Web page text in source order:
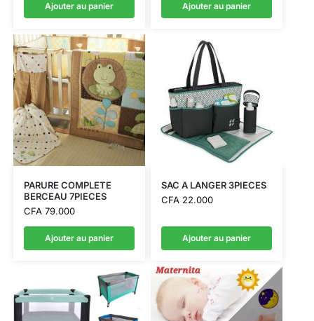
Ajouter au panier Ajouter au panier
PARURE COMPLETE
BERCEAU 7PIECES
CFA79.000
Ajouter au panier
SAC A LANGER 3PIECES
CFA22.000
Ajouter au panier